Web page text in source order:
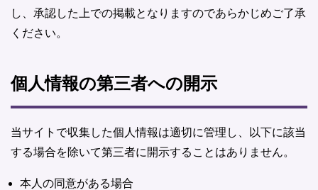
し、承認した上での掲載となりますのであらかじめご了承
ください。
個人情報の第三者への開示
当サイトで収集した個人情報は適切に管理し、以下に該当
する場合を除いて第三者に開示することはありません。
本人の同意がある場合